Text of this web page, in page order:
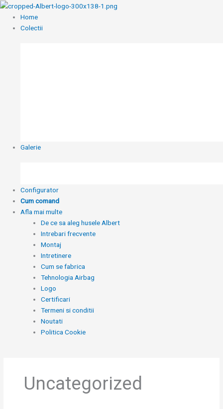
Skip
content
Home
Colectii
Galerie
Configurator
Cum comand
Afla mai multe
De ce sa aleg husele Albert
Intrebari frecvente
Montaj
Intretinere
Cum se fabrica
Tehnologia Airbag
Logo
Certificari
Termeni si conditii
Noutati
Politica Cookie
Uncategorized